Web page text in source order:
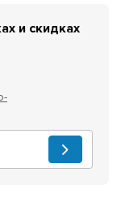
и скидках